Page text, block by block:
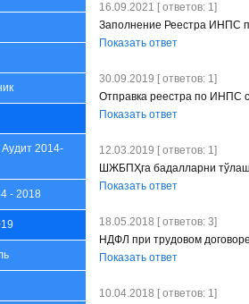
Аудит 2014-
- 2018
16.09.2021 [ ответов: 1]
Заполнение Реестра ИНПС
Показать ответ
30.09.2019 [ ответов: 1]
Отправка реестра по ИНПС
Показать ответ
12.03.2019 [ ответов: 1]
ШЖБПҲга бадалларни
Показать ответ
18.05.2018 [ ответов: 3]
НДФЛ при трудовом
Показать ответ
10.04.2018 [ ответов: 1]